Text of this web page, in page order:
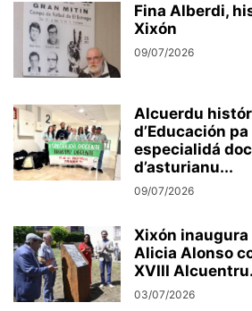
Fina Alberdi,
Xixón
09/07/2026
Alcuerdu
d’Educación
especialidá
d’asturianu...
09/07/2026
Xixón
Alicia Alonso
XVIII
03/07/2026